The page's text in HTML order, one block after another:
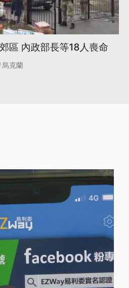
區 內政部長等18人喪命
烏克蘭